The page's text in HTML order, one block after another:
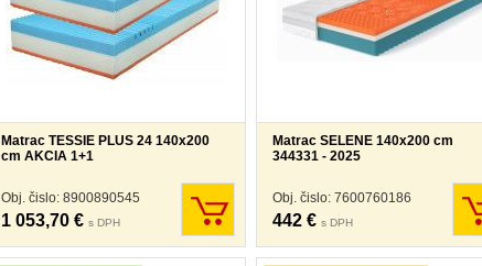
Matrac TESSIE PLUS 24 140x200
cm AKCIA 1+1
Obj. čislo: 8900890545
1 053,70 € s DPH
Matrac SELENE 140x200 cm
344331 - 2025
Obj. čislo: 7600760186
442 € s DPH